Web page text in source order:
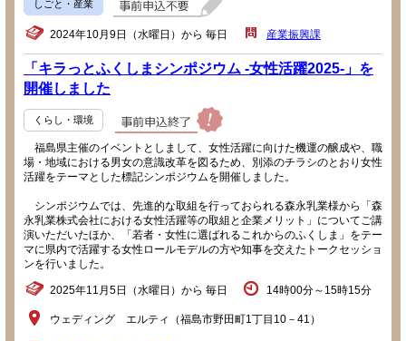
しごと・産業
2024年10月9日（水曜日）から 毎日 産業振興課
「キラっとふくしまシンポジウム -女性活躍2025-」を
開催しました
くらし・環境
福島県主催のイベントとしまして、女性活躍に向けた機運の醸成や、職
場・地域における男女の意識改革を図るため、別添のチラシのとおり女性
活躍をテーマとした標記シンポジウムを開催しました。
シンポジウムでは、先進的な取組を行っておられる森永乳業様から「森
永乳業株式会社における女性活躍等の取組と企業メリット」についてご講
演いただいたほか、「若者・女性に選ばれるこれからのふくしま」をテー
マに県内で活躍する女性ロールモデルの方や知事を交えたトークセッショ
ンを行いました。
2025年11月5日（水曜日）から 毎日 14時00分～15時15分
ウェディング エルティ（福島市野田町1丁目10－41）